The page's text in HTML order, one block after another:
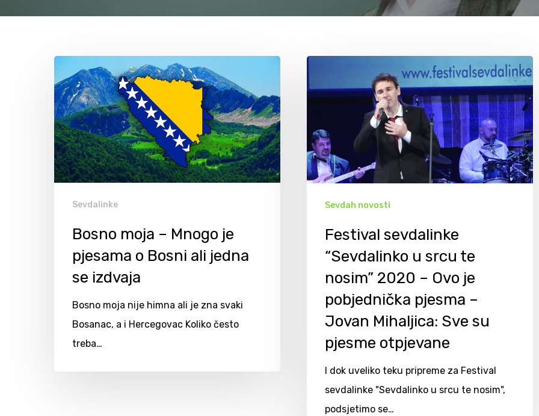
Hit enter to search or ESC to close
Sevdalinke
Bosno moja – Mnogo je
pjesama o Bosni ali jedna
se izdvaja
Bosno moja nije himna ali je zna svaki
Bosanac, a i Hercegovac Koliko često
treba…
Sevdah novosti
Festival sevdalinke
“Sevdalinko u srcu te
nosim” 2020 – Ovo je
pobjednička pjesma –
Jovan Mihaljica: Sve su
pjesme otpjevane
I dok uveliko teku pripreme za Festival
sevdalinke "Sevdalinko u srcu te nosim",
podsjetimo se…